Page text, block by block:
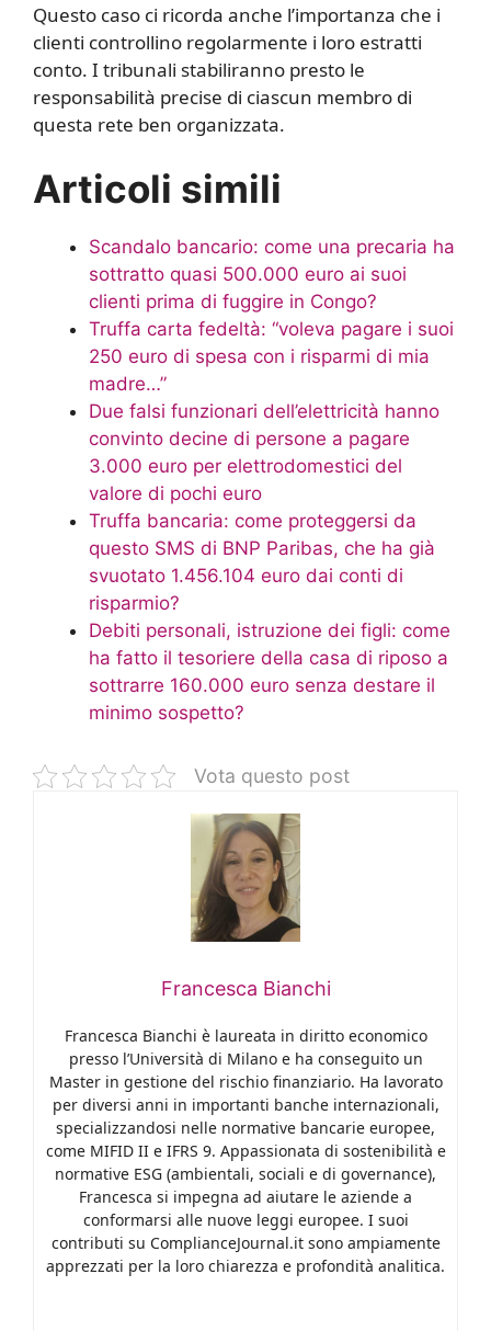
Questo caso ci ricorda anche l’importanza che i
clienti controllino regolarmente i loro estratti
conto. I tribunali stabiliranno presto le
responsabilità precise di ciascun membro di
questa rete ben organizzata.
Articoli simili
Scandalo bancario: come una precaria ha
sottratto quasi 500.000 euro ai suoi
clienti prima di fuggire in Congo?
Truffa carta fedeltà: “voleva pagare i suoi
250 euro di spesa con i risparmi di mia
madre…”
Due falsi funzionari dell’elettricità hanno
convinto decine di persone a pagare
3.000 euro per elettrodomestici del
valore di pochi euro
Truffa bancaria: come proteggersi da
questo SMS di BNP Paribas, che ha già
svuotato 1.456.104 euro dai conti di
risparmio?
Debiti personali, istruzione dei figli: come
ha fatto il tesoriere della casa di riposo a
sottrarre 160.000 euro senza destare il
minimo sospetto?
Vota questo post
Francesca Bianchi
Francesca Bianchi è laureata in diritto economico
presso l’Università di Milano e ha conseguito un
Master in gestione del rischio finanziario. Ha lavorato
per diversi anni in importanti banche internazionali,
specializzandosi nelle normative bancarie europee,
come MIFID II e IFRS 9. Appassionata di sostenibilità e
normative ESG (ambientali, sociali e di governance),
Francesca si impegna ad aiutare le aziende a
conformarsi alle nuove leggi europee. I suoi
contributi su ComplianceJournal.it sono ampiamente
apprezzati per la loro chiarezza e profondità analitica.